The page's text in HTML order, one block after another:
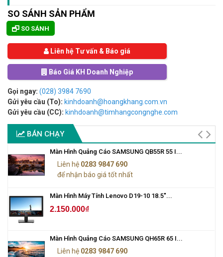
SO SÁNH SẢN PHẨM
SO SÁNH
Liên hệ Tư vấn & Báo giá
Báo Giá KH Doanh Nghiệp
Gọi ngay: (028) 3984 7690
Gửi yêu cầu (To): kinhdoanh@hoangkhang.com.vn
Gửi yêu cầu (CC): kinhdoanh@timhangcongnghe.com
BÁN CHẠY
Màn Hình Quảng Cáo SAMSUNG QB55R 55 I...
Liên hệ 0283 9847 690
để nhận báo giá tốt nhất
Màn Hình Máy Tính Lenovo D19-10 18.5"...
2.150.000₫
Màn Hình Quảng Cáo SAMSUNG QH65R 65 I...
Liên hệ 0283 9847 690